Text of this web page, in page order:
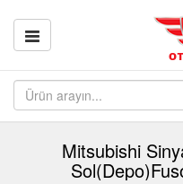
Mitsubishi